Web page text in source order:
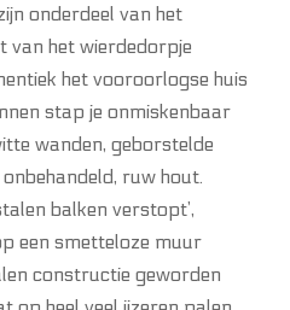
onderdeel van het
van het wierdedorpje
het vooroorlogse huis
stap je onmiskenbaar
wanden, geborstelde
ruw hout.
balken verstopt’,
een smetteloze muur
constructie geworden